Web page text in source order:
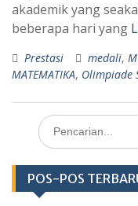
akademik yang
beberapa hari yang
Prestasi medali,
MATEMATIKA, Olimpiade
Search
for:
POS-POS